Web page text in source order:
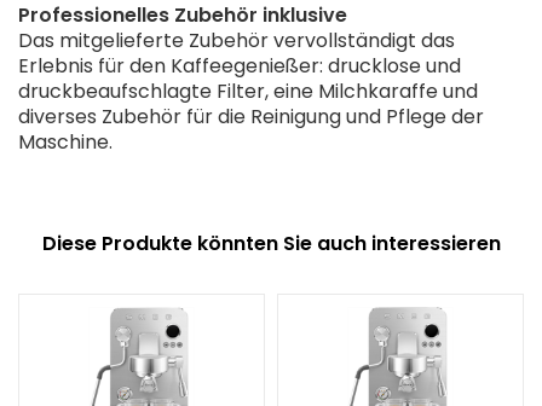
Professionelles Zubehör inklusive
Das mitgelieferte Zubehör vervollständigt das
Erlebnis für den Kaffeegenießer: drucklose und
druckbeaufschlagte Filter, eine Milchkaraffe und
diverses Zubehör für die Reinigung und Pflege der
Maschine.
Diese Produkte könnten Sie auch interessieren